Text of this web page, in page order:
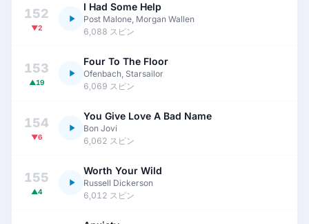
152
▼2
I Had Some Help
Post Malone, Morgan Wallen
6,088 スピン
153
▲19
Four To The Floor
Ofenbach, Starsailor
6,069 スピン
154
▼6
You Give Love A Bad Name
Bon Jovi
6,062 スピン
155
▲4
Worth Your Wild
Russell Dickerson
6,012 スピン